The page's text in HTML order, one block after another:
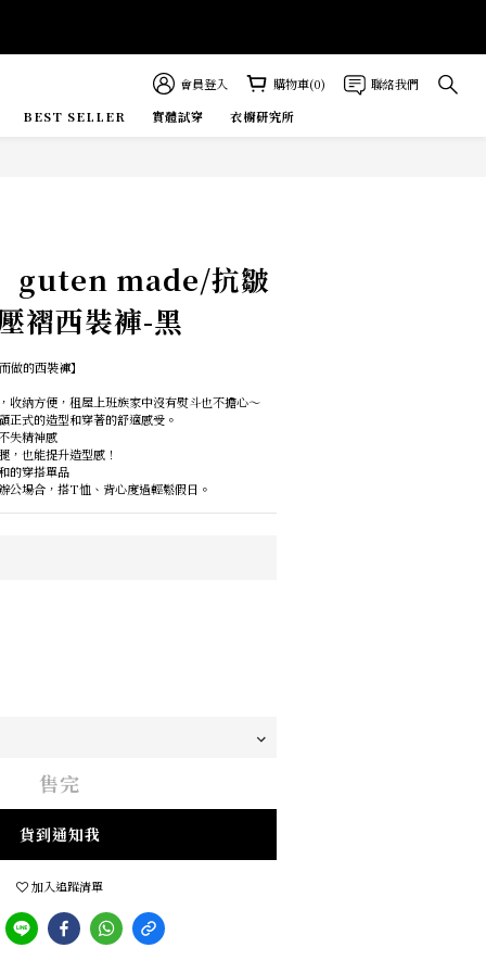
會員登入 購物車(0)
聯絡我們
BEST SELLER
實體試穿 衣櫥研究所
guten made/抗皺
褶西裝褲-黑
的西裝褲】
收納方便，租屋上班族家中沒有熨斗也不擔心～
正式的造型和穿著的舒適感受。
失精神感
，也能提升造型感！
的穿搭單品
公場合，搭T恤、背心度過輕鬆假日。
售完
貨到通知我
加入追蹤清單